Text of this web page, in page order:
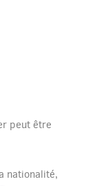
peut être
nationalité,